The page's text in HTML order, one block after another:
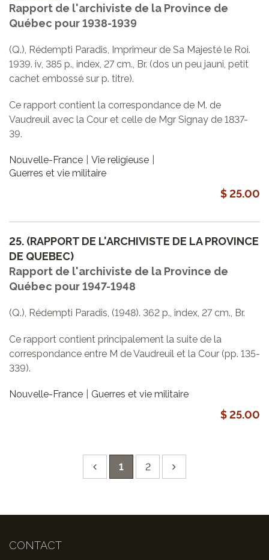
Rapport de l'archiviste de la Province de
Québec pour 1938-1939
(Q.), Rédempti Paradis, Imprimeur de Sa Majesté le Roi.
1939. iv, 385 p., index, 27 cm., Br. (dos un peu jauni, petit
cachet embossé sur p. titre).
Ce rapport contient la correspondance de M. de
Vaudreuil avec la Cour et celle de Mgr Signay de 1837-
39.
Nouvelle-France
Vie religieuse
Guerres et vie militaire
$ 25.00
25. (RAPPORT DE L'ARCHIVISTE DE LA PROVINCE
DE QUEBEC)
Rapport de l'archiviste de la Province de
Québec pour 1947-1948
(Q.), Rédempti Paradis, (1948). 362 p., index, 27 cm., Br.
Ce rapport contient principalement la suite de la
correspondance entre M de Vaudreuil et la Cour (pp. 135-
339).
Nouvelle-France Guerres et vie militaire
$ 25.00
1 2
CONTACT